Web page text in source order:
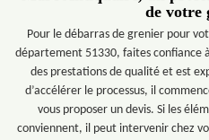
de votre
Pour le débarras de grenier pour
département 51330, faites confiance
des prestations de qualité et est
d’accélérer le processus, il
vous proposer un devis. Si les
conviennent, il peut intervenir chez